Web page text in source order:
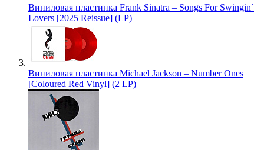
Виниловая пластинка Frank Sinatra – Songs For Swingin`
Lovers [2025 Reissue] (LP)
Виниловая пластинка Michael Jackson – Number Ones
[Coloured Red Vinyl] (2 LP)